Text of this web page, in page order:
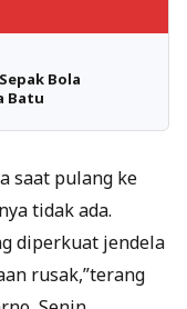
Bola
Batu
saat pulang ke
tidak ada.
diperkuat jendela
rusak,”terang